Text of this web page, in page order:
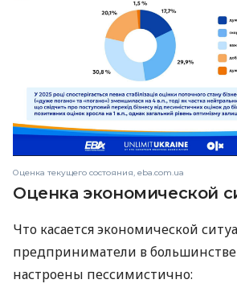
Оценка текущего состояния, eba.com.ua
Оценка экономической
Что касается экономической
предприниматели в
настроены пессимистично: